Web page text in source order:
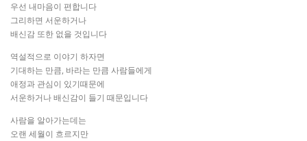
우선 내마음이 편합니다
그리하면 서운하거나
배신감 또한 없을 것입니다
역설적으로 이야기 하자면
기대하는 만큼, 바라는 만큼 사람들에게
애정과 관심이 있기때문에
서운하거나 배신감이 들기 때문입니다
사람을 알아가는데는
오랜 세월이 흐르지만